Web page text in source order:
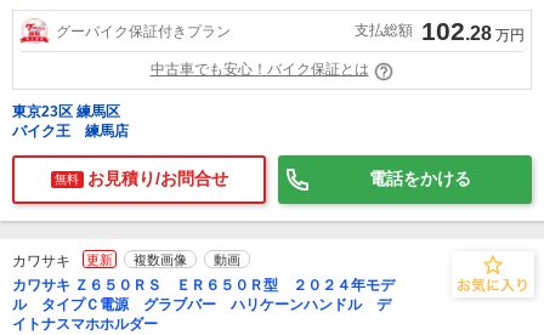
グーバイク保証付きプラン 支払総額 102.28 万円
中古車でも安心！バイク保証とは
東京23区 練馬区
バイク王 練馬店
無料 お見積り/お問合せ 電話をかける
カワサキ 更新 複数画像 動画
カワサキ Ｚ６５０ＲＳ ＥＲ６５０Ｒ型 ２０２４年モデ
ル タイプＣ電源 グラブバー ハリケーンハンドル デ
イトナスマホホルダー